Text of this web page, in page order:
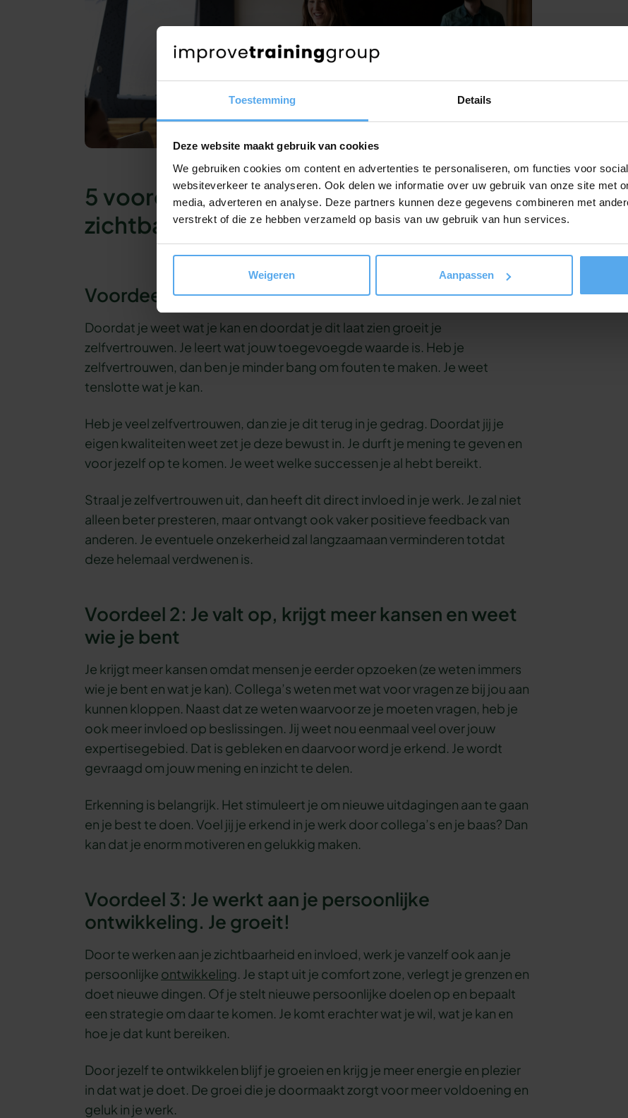
Toestemming Details
Deze website maakt gebruik van cookies
We gebruiken cookies om content en advertenties te personaliseren, om functies voor
websiteverkeer te analyseren. Ook delen we informatie over uw gebruik van onze site met
media, adverteren en analyse. Deze partners kunnen deze gegevens combineren met
verstrekt of die ze hebben verzameld op basis van uw gebruik van hun services.
Weigeren Aanpassen
5 voordelen die het werken aan
zichtbaarheid jou opleveren
Voordeel 1: Je zelfvertrouwen groeit
Doordat je weet wat je kan en doordat je dit laat zien groeit je
zelfvertrouwen. Je leert wat jouw toegevoegde waarde is. Heb je
zelfvertrouwen, dan ben je minder bang om fouten te maken. Je weet
tenslotte wat je kan.
Heb je veel zelfvertrouwen, dan zie je dit terug in je gedrag. Doordat jij je
eigen kwaliteiten weet zet je deze bewust in. Je durft je mening te geven en
voor jezelf op te komen. Je weet welke successen je al hebt bereikt.
Straal je zelfvertrouwen uit, dan heeft dit direct invloed in je werk. Je zal niet
alleen beter presteren, maar ontvangt ook vaker positieve feedback van
anderen. Je eventuele onzekerheid zal langzaamaan verminderen totdat
deze helemaal verdwenen is.
Voordeel 2: Je valt op, krijgt meer kansen en weet
wie je bent
Je krijgt meer kansen omdat mensen je eerder opzoeken (ze weten immers
wie je bent en wat je kan). Collega’s weten met wat voor vragen ze bij jou aan
kunnen kloppen. Naast dat ze weten waarvoor ze je moeten vragen, heb je
ook meer invloed op beslissingen. Jij weet nou eenmaal veel over jouw
expertisegebied. Dat is gebleken en daarvoor word je erkend. Je wordt
gevraagd om jouw mening en inzicht te delen.
Erkenning is belangrijk. Het stimuleert je om nieuwe uitdagingen aan te gaan
en je best te doen. Voel jij je erkend in je werk door collega’s en je baas? Dan
kan dat je enorm motiveren en gelukkig maken.
Voordeel 3: Je werkt aan je persoonlijke
ontwikkeling. Je groeit!
Door te werken aan je zichtbaarheid en invloed, werk je vanzelf ook aan je
persoonlijke ontwikkeling. Je stapt uit je comfort zone, verlegt je grenzen en
doet nieuwe dingen. Of je stelt nieuwe persoonlijke doelen op en bepaalt
een strategie om daar te komen. Je komt erachter wat je wil, wat je kan en
hoe je dat kunt bereiken.
Door jezelf te ontwikkelen blijf je groeien en krijg je meer energie en plezier
in dat wat je doet. De groei die je doormaakt zorgt voor meer voldoening en
geluk in je werk.